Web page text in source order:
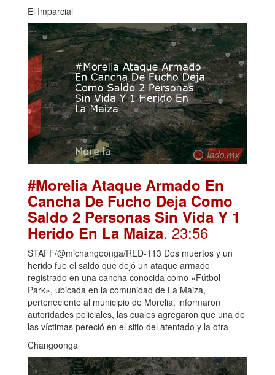
El Imparcial
#Morelia Ataque Armado En
Cancha De Fucho Deja Como
Saldo 2 Personas Sin Vida Y 1
Herido En La Maiza. 23:56
STAFF/@michangoonga/RED-113 Dos muertos y un
herido fue el saldo que dejó un ataque armado
registrado en una cancha conocida como «Fútbol
Park», ubicada en la comunidad de La Maiza,
perteneciente al municipio de Morelia, informaron
autoridades policiales, las cuales agregaron que una de
las víctimas pereció en el sitio del atentado y la otra
Changoonga